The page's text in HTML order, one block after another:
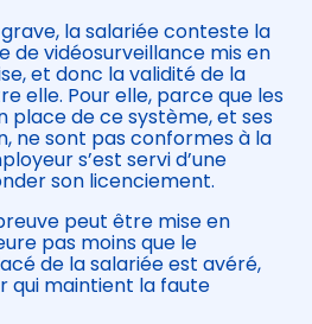
la salariée conteste la
de vidéosurveillance mis en
et donc la validité de la
elle. Pour elle, parce que les
place de ce système, et ses
ne sont pas conformes à la
s’est servi d’une
son licenciement.
peut être mise en
pas moins que le
de la salariée est avéré,
qui maintient la faute